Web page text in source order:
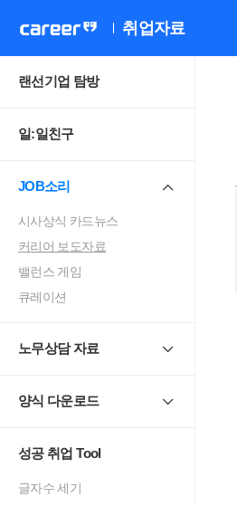
취업자료
랜선기업 탐방
일:일친구
JOB소리
시사상식 카드뉴스
커리어 보도자료
밸런스 게임
큐레이션
노무상담 자료
양식 다운로드
성공 취업 Tool
글자수 세기